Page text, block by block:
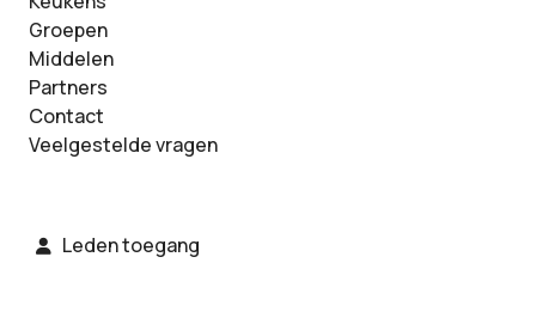
Groepen
Middelen
Partners
Contact
Veelgestelde vragen
Leden toegang